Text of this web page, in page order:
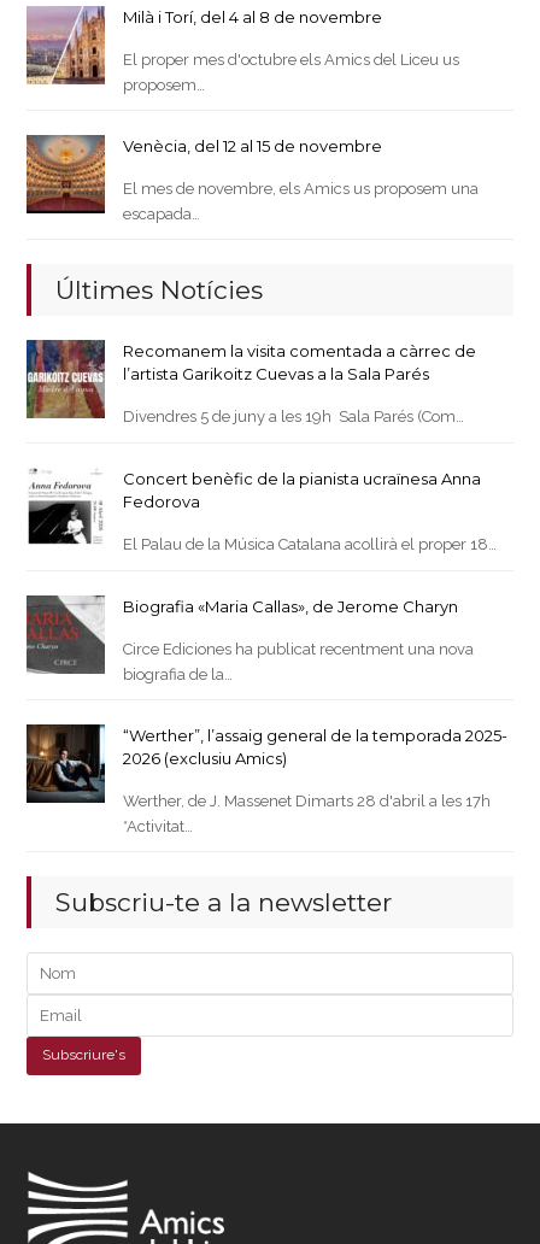
Milà i Torí, del 4 al 8 de novembre
El proper mes d'octubre els Amics del Liceu us
proposem…
Venècia, del 12 al 15 de novembre
El mes de novembre, els Amics us proposem una
escapada…
Últimes Notícies
Recomanem la visita comentada a càrrec de
l’artista Garikoitz Cuevas a la Sala Parés
Divendres 5 de juny a les 19h Sala Parés (Com…
Concert benèfic de la pianista ucraïnesa Anna
Fedorova
El Palau de la Música Catalana acollirà el proper 18…
Biografia «Maria Callas», de Jerome Charyn
Circe Ediciones ha publicat recentment una nova
biografia de la…
“Werther”, l’assaig general de la temporada 2025-
2026 (exclusiu Amics)
Werther, de J. Massenet Dimarts 28 d'abril a les 17h
*Activitat…
Subscriu-te a la newsletter